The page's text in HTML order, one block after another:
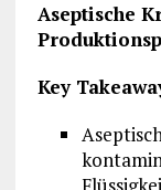
Aseptische
Key